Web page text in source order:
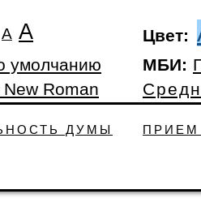
А А Цвет:
умолчанию
Roman
МБИ:
ДУМЫ ПРИЕМ